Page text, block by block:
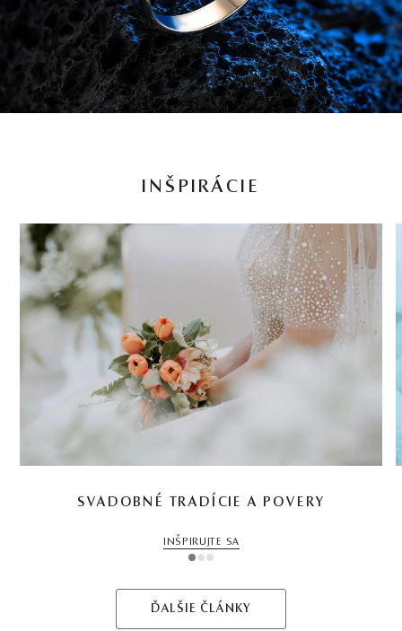
INŠPIRÁCIE
SVADOBNÉ TRADÍCIE A POVERY
INŠPIRUJTE SA
1 2 3
ĎALŠIE ČLÁNKY